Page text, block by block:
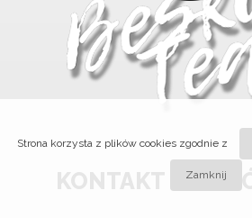
Strona korzysta z plików cookies zgodnie z
Zamknij
KONTAKT /